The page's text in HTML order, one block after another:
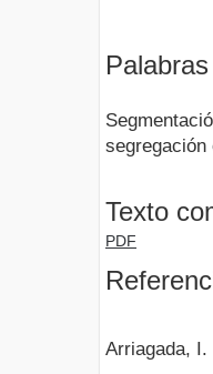
segregación
Texto
PDF
Arriagada, I.